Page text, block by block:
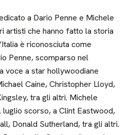
a Dario Penne e Michele
artisti che hanno fatto la storia
è riconosciuta come
Penne, scomparso nel
voce a star hollywoodiane
Caine, Christopher Lloyd,
tra gli altri. Michele
scorso, a Clint Eastwood,
Donald Sutherland, tra gli altri.